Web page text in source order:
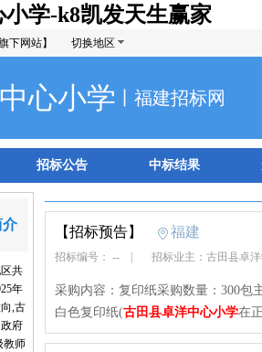
学-k8凯发天生赢家
下网站】 切换地区
心小学 丨福建招标网
招标公告 中标结果
介
共
年
,古
府
教师
【招标预告】 福建
招标编号： -- 招标业主：古田县卓
采购内容：复印纸采购数量：300包
白色复印纸(古田县卓洋中心小学在